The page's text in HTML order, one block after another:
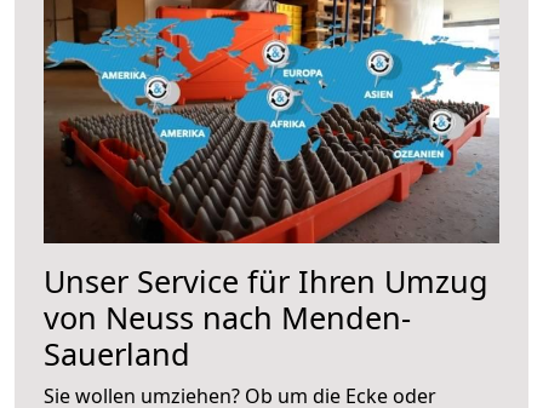
Unser Service für Ihren Umzug
von Neuss nach Menden-
Sauerland
Sie wollen umziehen? Ob um die Ecke oder